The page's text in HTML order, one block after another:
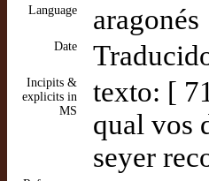
Language aragonés
Date
Incipits &
explicits in
MS
texto: [
qual vos
seyer